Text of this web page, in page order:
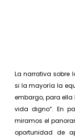
La narrativa sobre
si la mayoría la
embargo, para ella
vida digno”. En
miramos el
oportunidad de